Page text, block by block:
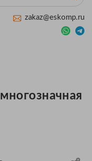
zakaz@eskomp.ru